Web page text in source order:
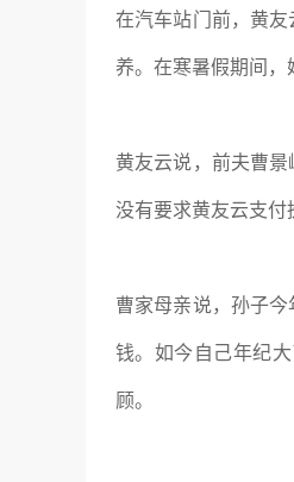
在汽车站门前，黄
养。在寒暑假期间，
黄友云说，前夫曹
没有要求黄友云支付
曹家母亲说，孙子
钱。如今自己年纪
顾。